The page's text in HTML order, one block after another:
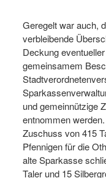
Geregelt war auch,
verbleibende
Deckung
gemeinsamem
und gemeinnützige
entnommen
Zuschuss von 415
Pfennigen für die
alte Sparkasse
Taler und 15